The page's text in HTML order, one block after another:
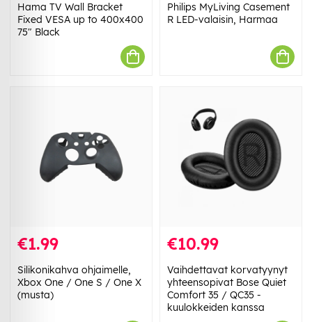
Hama TV Wall Bracket
Fixed VESA up to 400x400
75" Black
Philips MyLiving Casement
R LED-valaisin, Harmaa
€1.99
Silikonikahva ohjaimelle,
Xbox One / One S / One X
(musta)
€10.99
Vaihdettavat korvatyynyt
yhteensopivat Bose Quiet
Comfort 35 / QC35 -
kuulokkeiden kanssa